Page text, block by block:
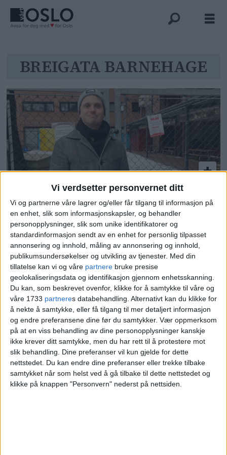
Vi verdsetter personvernet ditt
Vi og partnerne våre lagrer og/eller får tilgang til informasjon på
en enhet, slik som informasjonskapsler, og behandler
personopplysninger, slik som unike identifikatorer og
standardinformasjon sendt av en enhet for personlig tilpasset
annonsering og innhold, måling av annonsering og innhold,
publikumsundersøkelser og utvikling av tjenester. Med din
tillatelse kan vi og våre partnere bruke presise
geolokaliseringsdata og identifikasjon gjennom enhetsskanning.
Du kan, som beskrevet ovenfor, klikke for å samtykke til våre og
våre 1733 partneres databehandling. Alternativt kan du klikke for
å nekte å samtykke, eller få tilgang til mer detaljert informasjon
og endre preferansene dine før du samtykker. Vær oppmerksom
på at en viss behandling av dine personopplysninger kanskje
ikke krever ditt samtykke, men du har rett til å protestere mot
slik behandling. Dine preferanser vil kun gjelde for dette
nettstedet. Du kan endre dine preferanser eller trekke tilbake
samtykket når som helst ved å gå tilbake til dette nettstedet og
klikke på knappen "Personvern" nederst på nettsiden.
Tag:
breigata
barnehage
BREIGATA BARNEHAGE
Luktet døde rotter ved
barnehage på Grønland
Naboer mener Grønlands
fortau og gater okkuperes
av søppel, dop og
butikkvarer. Nå har de fått